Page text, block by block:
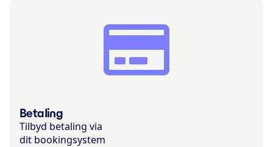
Betaling
Tilbyd betaling via
dit bookingsystem